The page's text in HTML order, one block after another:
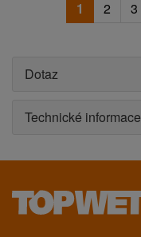
1 2 3
Dotaz
Technické informace